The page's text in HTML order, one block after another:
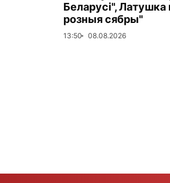
Беларусі",
розныя сябры"
13:50 08.08.2026